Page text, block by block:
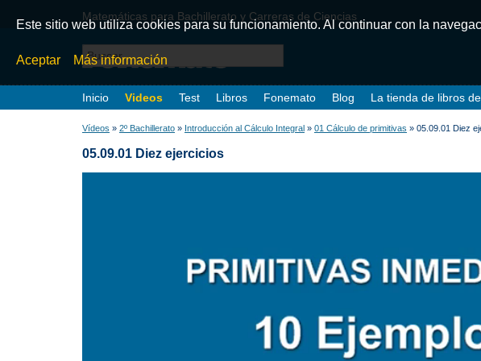
Matemáticas para Bachillerato y Carreras de Ciencias
Inicio Videos Test Libros Fonemato Blog La tienda de libros
Vídeos » 2º Bachillerato » Introducción al Cálculo Integral » 01 Cálculo de primitivas » 05.09.01 Diez
05.09.01 Diez ejercicios
Este sitio web utiliza cookies para su funcionamiento. Al continuar con la
Aceptar Más información